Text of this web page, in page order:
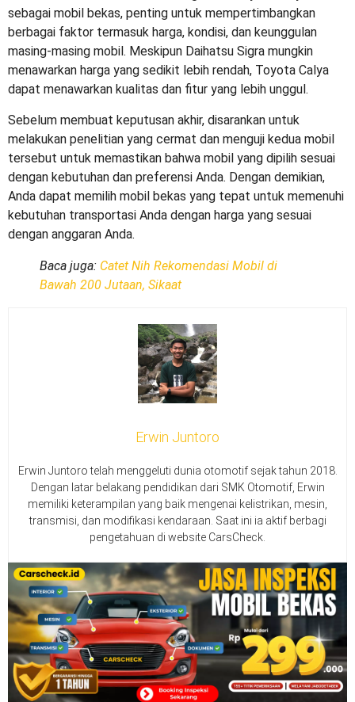
sebagai mobil bekas, penting untuk mempertimbangkan
berbagai faktor termasuk harga, kondisi, dan keunggulan
masing-masing mobil. Meskipun Daihatsu Sigra mungkin
menawarkan harga yang sedikit lebih rendah, Toyota Calya
dapat menawarkan kualitas dan fitur yang lebih unggul.
Sebelum membuat keputusan akhir, disarankan untuk
melakukan penelitian yang cermat dan menguji kedua mobil
tersebut untuk memastikan bahwa mobil yang dipilih sesuai
dengan kebutuhan dan preferensi Anda. Dengan demikian,
Anda dapat memilih mobil bekas yang tepat untuk memenuhi
kebutuhan transportasi Anda dengan harga yang sesuai
dengan anggaran Anda.
Baca juga: Catet Nih Rekomendasi Mobil di
Bawah 200 Jutaan, Sikaat
Erwin Juntoro
Erwin Juntoro telah menggeluti dunia otomotif sejak tahun 2018.
Dengan latar belakang pendidikan dari SMK Otomotif, Erwin
memiliki keterampilan yang baik mengenai kelistrikan, mesin,
transmisi, dan modifikasi kendaraan. Saat ini ia aktif berbagi
pengetahuan di website CarsCheck.